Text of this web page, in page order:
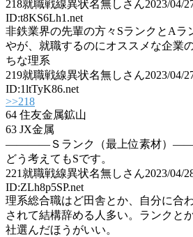
218就職戦線異状名無しさん2023/04/
ID:t8KS6Lh1.net
非鉄業界の先輩の方々SランクとAラ
やが、就職するのにオススメな企業
ちな理系
219就職戦線異状名無しさん2023/04/
ID:1ltTyK86.net
>>218
64 住友金属鉱山
63 JX金属
――――Ｓランク（最上位素材）
どう考えてもSです。
221 就職戦線異状名無しさん2023/04/
ID:ZLh8p5SP.net
理系総合職はど田舎とか、自分に合
されて結構辞める人多い。ランクと
社選んだほうがいい。